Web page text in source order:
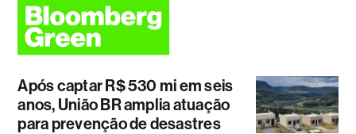
Após captar R$ 530 mi em seis
anos, União BR amplia atuação
para prevenção de desastres